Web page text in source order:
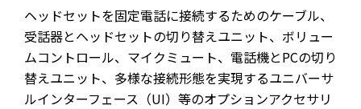
ヘッドセットを固定電話に接続するためのケーブル、
受話器とヘッドセットの切り替えユニット、ボリュー
ムコントロール、マイクミュート、電話機とPCの切り
替えユニット、多様な接続形態を実現するユニバーサ
ルインターフェース（UI）等のオプションアクセサリ